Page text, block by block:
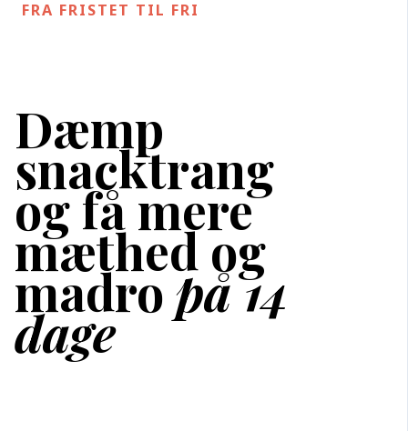
FRA FRISTET TIL FRI
Dæmp
snacktrang
og få mere
mæthed og
madropå 14
dage